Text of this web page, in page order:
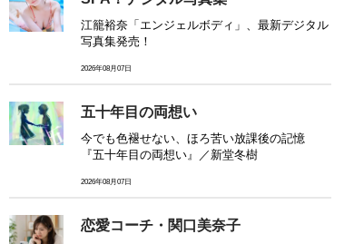
江籠裕奈「エンジェルボディ」、最新デジタル
写真集発売！
2026年08月07日
五十年目の両想い
今でも色褪せない、ほろ苦い放課後の記憶
『五十年目の両想い』／新堂冬樹
2026年08月07日
恋愛コーチ・関口美奈子